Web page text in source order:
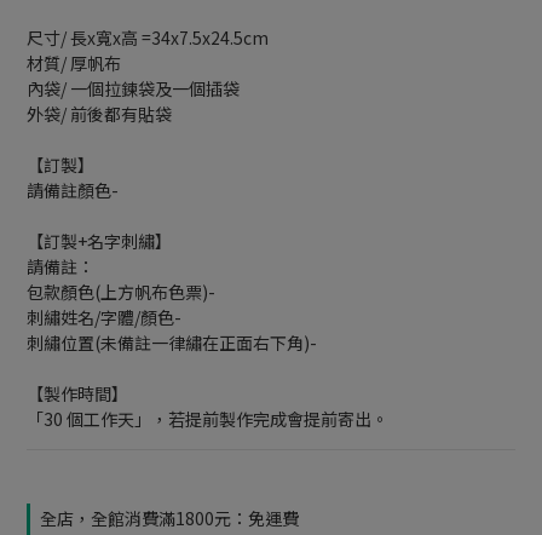
尺寸/ 長x寬x高 =34x7.5x24.5cm
材質/ 厚帆布
內袋/ 一個拉鍊袋及一個插袋
外袋/ 前後都有貼袋
【訂製】
請備註顏色-
【訂製+名字刺繡】
請備註：
包款顏色(上方帆布色票)-
刺繡姓名/字體/顏色-
刺繡位置(未備註一律繡在正面右下角)-
【製作時間】
「30 個工作天」，若提前製作完成會提前寄出。
全店，全館消費滿1800元：免運費